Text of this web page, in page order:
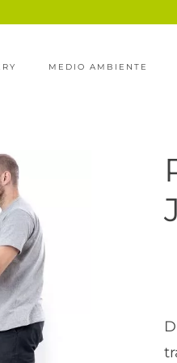
MEDIO AMBIENTE